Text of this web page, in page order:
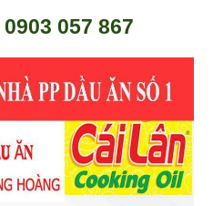
0903 057 867